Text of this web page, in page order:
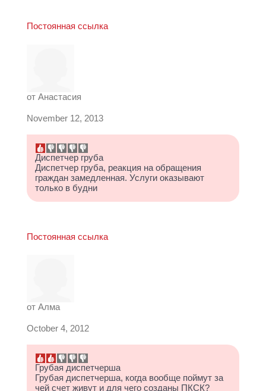
Постоянная ссылка
от Анастасия
November 12, 2013
Диспетчер груба
Диспетчер груба, реакция на обращения
граждан замедленная. Услуги оказывают
только в будни
Постоянная ссылка
от Алма
October 4, 2012
Грубая диспетчерша
Грубая диспетчерша, когда вообще поймут за
чей счет живут и для чего созданы ПКСК?